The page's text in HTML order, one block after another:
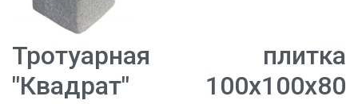
Тротуарная плитка
"Квадрат" 100х100х80